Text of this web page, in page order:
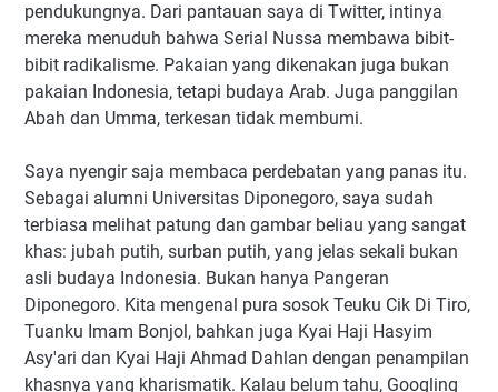
pendukungnya. Dari pantauan saya di Twitter, intinya
mereka menuduh bahwa Serial Nussa membawa bibit-
bibit radikalisme. Pakaian yang dikenakan juga bukan
pakaian Indonesia, tetapi budaya Arab. Juga panggilan
Abah dan Umma, terkesan tidak membumi.
Saya nyengir saja membaca perdebatan yang panas itu.
Sebagai alumni Universitas Diponegoro, saya sudah
terbiasa melihat patung dan gambar beliau yang sangat
khas: jubah putih, surban putih, yang jelas sekali bukan
asli budaya Indonesia. Bukan hanya Pangeran
Diponegoro. Kita mengenal pura sosok Teuku Cik Di Tiro,
Tuanku Imam Bonjol, bahkan juga Kyai Haji Hasyim
Asy'ari dan Kyai Haji Ahmad Dahlan dengan penampilan
khasnya yang kharismatik. Kalau belum tahu, Googling